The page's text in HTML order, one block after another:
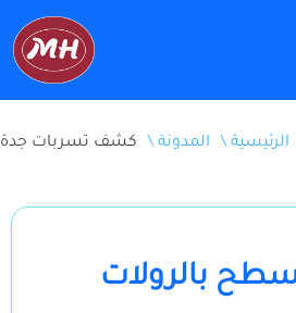
كشف تسربات جدة \ المدونة \ الرئيسية
بالرولات